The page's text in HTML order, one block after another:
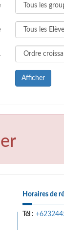
Afficher
Horaires de
Tél :